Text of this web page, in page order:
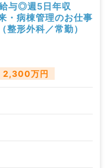
与◎週5日年収
病棟管理のお仕事
形外科／常勤）
2,300万円